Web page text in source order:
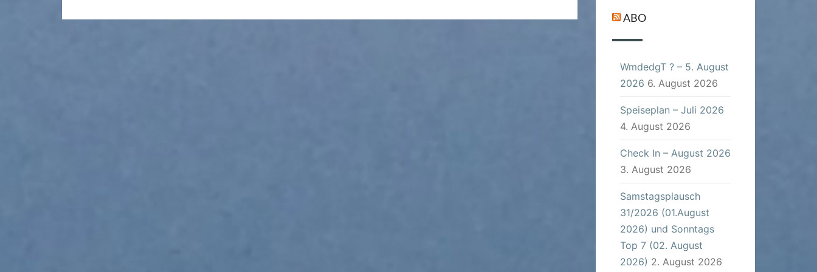
ABO
WmdedgT ? – 5. August
2026 6. August 2026
Speiseplan – Juli 2026
4. August 2026
Check In – August 2026
3. August 2026
Samstagsplausch
31/2026 (01.August
2026) und Sonntags
Top 7 (02. August
2026) 2. August 2026